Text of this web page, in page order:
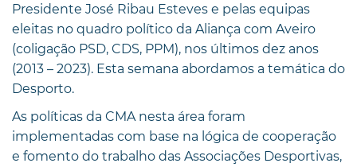
Presidente José Ribau Esteves e pelas equipas
eleitas no quadro político da Aliança com Aveiro
(coligação PSD, CDS, PPM), nos últimos dez anos
(2013 – 2023). Esta semana abordamos a temática do
Desporto.
As políticas da CMA nesta área foram
implementadas com base na lógica de cooperação
e fomento do trabalho das Associações Desportivas,